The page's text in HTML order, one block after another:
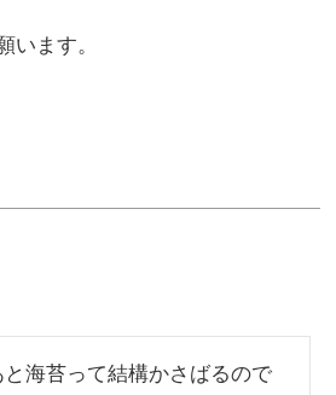
います。
海苔って結構かさばるので